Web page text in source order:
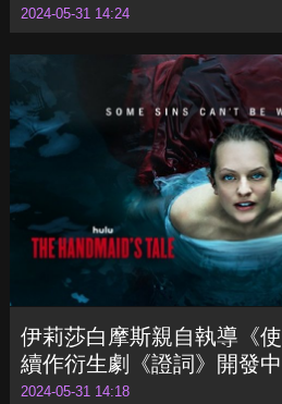
2024-05-31 14:24
伊莉莎白摩斯親自執導《
續作衍生劇《證詞》開發中
2024-05-31 14:18